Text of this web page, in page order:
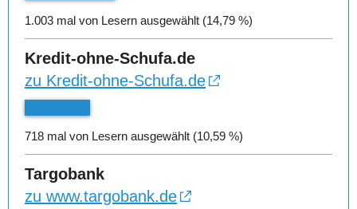
1.003 mal von Lesern ausgewählt (14,79 %)
Kredit-ohne-Schufa.de
zu Kredit-ohne-Schufa.de
718 mal von Lesern ausgewählt (10,59 %)
Targobank
zu www.targobank.de